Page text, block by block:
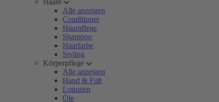
Haare
Alle anzeigen
Conditioner
Haarpflege
Shampoo
Haarfarbe
Styling
Körperpflege
Alle anzeigen
Hand & Fuß
Lotionen
Öle